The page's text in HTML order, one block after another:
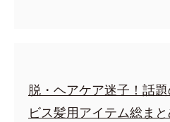
脱・ヘアケア迷子！話
ビス髪用アイテム総ま